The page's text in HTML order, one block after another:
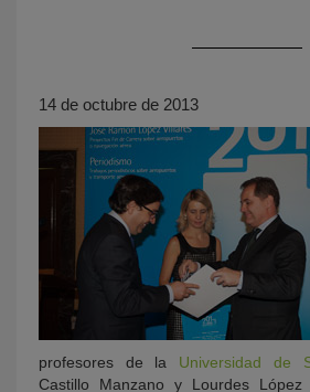
14 de octubre de 2013
profesores de la Universidad de
Castillo Manzano y Lourdes López